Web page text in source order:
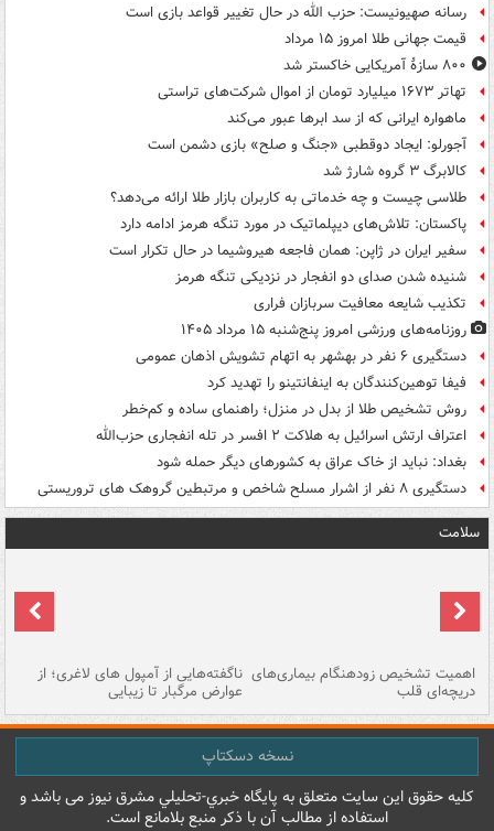
رسانه صهیونیست: حزب الله در حال تغییر قواعد بازی است
قیمت جهانی طلا امروز ۱۵ مرداد
۸۰۰ سازۀ آمریکایی خاکستر شد
تهاتر ۱۶۷۳ میلیارد تومان از اموال شرکت‌های تراستی
ماهواره ایرانی که از سد ابرها عبور می‌کند
آجورلو: ایجاد دوقطبی «جنگ و صلح‌» بازی دشمن است
کالابرگ ۳ گروه شارژ شد
طلاسی چیست و چه خدماتی به کاربران بازار طلا ارائه می‌دهد؟
پاکستان: تلاش‌های دیپلماتیک در مورد تنگه هرمز ادامه دارد
سفیر ایران در ژاپن: همان فاجعه هیروشیما در حال تکرار است
شنیده شدن صدای دو انفجار در نزدیکی تنگه هرمز
تکذیب شایعه معافیت سربازان فراری
روزنامه‌های ورزشی امروز پنج‌شنبه ۱۵ مرداد ۱۴۰۵
دستگیری ۶ نفر در بهشهر به اتهام تشویش اذهان عمومی
فیفا توهین‌کنندگان به اینفانتینو را تهدید کرد
روش تشخیص طلا از بدل در منزل؛ راهنمای ساده و کم‌خطر
اعتراف ارتش اسرائیل به هلاکت ۲ افسر در تله انفجاری حزب‌الله
بغداد: نباید از خاک عراق به کشورهای دیگر حمله شود
دستگیری ۸ نفر از اشرار مسلح شاخص و مرتبطین گروهک های تروریستی
سلامت
اهمیت تشخیص زودهنگام بیماری‌های
دریچه‌ای قلب
ناگفته‌هایی از آمپول های لاغری؛ از
عوارض مرگبار تا زیبایی
نسخه دسکتاپ
کليه حقوق اين سايت متعلق به پایگاه خبري-تحليلي مشرق نيوز می باشد و
استفاده از مطالب آن با ذکر منبع بلامانع است.